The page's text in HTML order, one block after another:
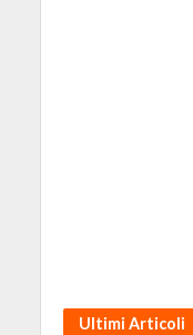
Ultimi Articoli